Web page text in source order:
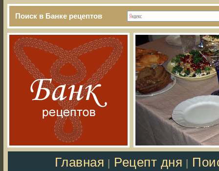
Поиск в Банке рецептов
Главная Рецепт дня